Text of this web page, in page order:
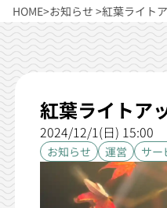
HOME>お知らせ >紅葉ライト
紅葉ライトア
2024/12/1(日) 15:00
お知らせ 運営 サー